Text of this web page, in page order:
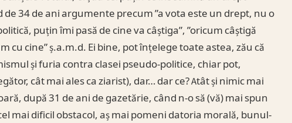
34 de ani argumente precum ”a vota este un drept, nu o
puțin îmi pasă de cine va câștiga”, ”oricum câștigă
cu cine” ș.a.m.d. Ei bine, pot înțelege toate astea, zău că
și furia contra clasei pseudo-politice, chiar pot,
cât mai ales ca ziarist), dar… dar ce? Atât și nimic mai
după 31 de ani de gazetărie, când n-o să (vă) mai spun
mai dificil obstacol, aș mai pomeni datoria morală, bunul-